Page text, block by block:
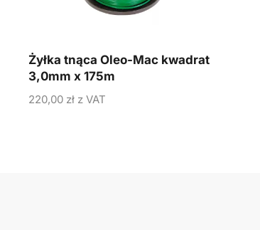
Żyłka tnąca Oleo-Mac kwadrat
3,0mm x 175m
220,00 zł z VAT